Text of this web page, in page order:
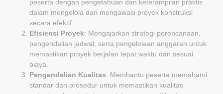
peserta dengan pengetahuan dan keterampilan praktis
dalam mengelola dan mengawasi proyek konstruksi
secara efektif.
Efisiensi Proyek: Mengajarkan strategi perencanaan,
pengendalian jadwal, serta pengelolaan anggaran untuk
memastikan proyek berjalan tepat waktu dan sesuai
biaya.
Pengendalian Kualitas: Membantu peserta memahami
standar dan prosedur untuk memastikan kualitas